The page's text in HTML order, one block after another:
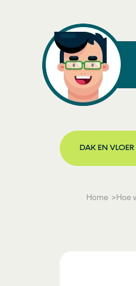
DAK EN VLOER
Home Hoe